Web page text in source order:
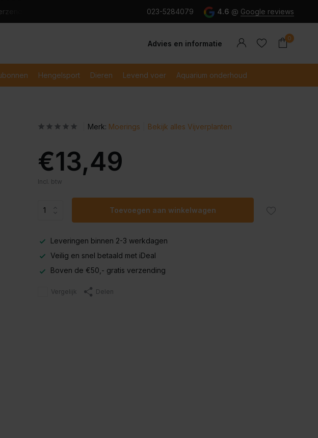
3 werkdagen Veilig en snel betaald met iDeal
023-5284079 4.6 @ Google reviews
Advies en informatie
Account
0
Hengelsport Dieren Levend voer Aquarium onderhoud
Merk: Moerings Bekijk alles Vijverplanten
€13,49
Incl. btw
Toevoegen aan winkelwagen
Leveringen binnen 2-3 werkdagen
Veilig en snel betaald met iDeal
Boven de €50,- gratis verzending
Vergelijk Delen